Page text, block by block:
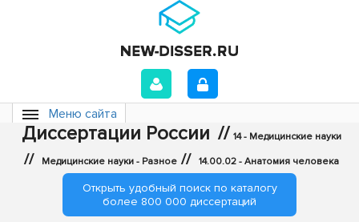
Меню сайта
Диссертации России // 14 - Медицинские науки
// Медицинские науки - Разное // 14.00.02 - Анатомия человека
Открыть удобный поиск по каталогу
более 800 000 диссертаций